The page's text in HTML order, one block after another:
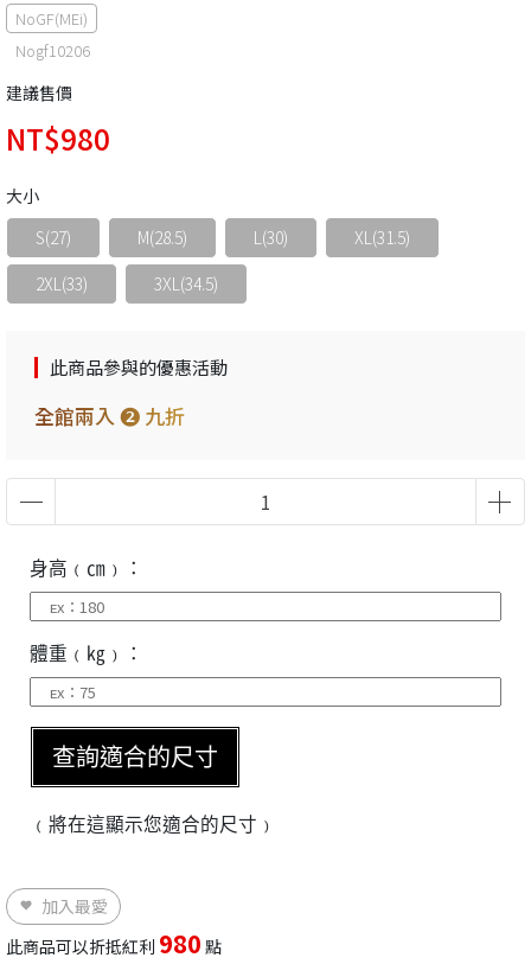
NoGF(MEi)
Nogf10206
建議售價
NT$980
大小
S(27)
M(28.5) L(30)
XL(31.5)
2XL(33)
3XL(34.5)
此商品參與的優惠活動
全館兩入 ❷ 九折
身高﹙㎝﹚：
體重﹙㎏﹚：
查詢適合的尺寸
﹙將在這顯示您適合的尺寸﹚
加入最愛
此商品可以折抵紅利 980 點